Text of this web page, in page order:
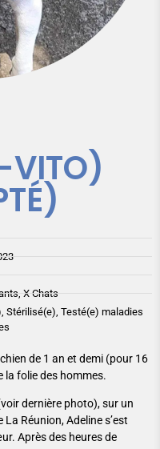
VITO)
X Chats
Stérilisé(e), Testé(e) maladies
de 1 an et demi (pour 16
la folie des hommes.
dernière photo), sur un
Réunion, Adeline s’est
Après des heures de